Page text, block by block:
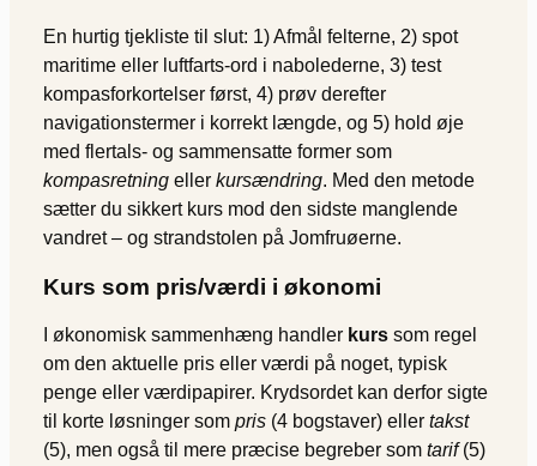
En hurtig tjekliste til slut: 1) Afmål felterne, 2) spot
maritime eller luftfarts-ord i nabolederne, 3) test
kompasforkortelser først, 4) prøv derefter
navigationstermer i korrekt længde, og 5) hold øje
med flertals- og sammensatte former som
kompasretning eller kursændring. Med den metode
sætter du sikkert kurs mod den sidste manglende
vandret – og strandstolen på Jomfruøerne.
Kurs som pris/værdi i økonomi
I økonomisk sammenhæng handler kurs som regel
om den aktuelle pris eller værdi på noget, typisk
penge eller værdipapirer. Krydsordet kan derfor sigte
til korte løsninger som pris (4 bogstaver) eller takst
(5), men også til mere præcise begreber som tarif(5)